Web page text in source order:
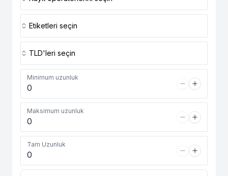
Etiketleri seçin
TLD'leri seçin
Minimum uzunluk
Maksimum uzunluk
Tam Uzunluk